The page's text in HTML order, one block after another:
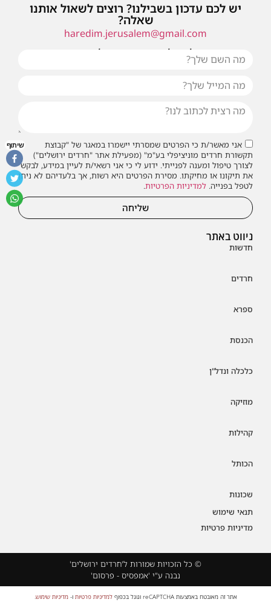
ניווט באתר
חדשות
חרדים
ספרא
הכנסת
כלכלה ונדל"ן
מוזיקה
קהילות
הכותל
שכונות
תנאי שימוש
מדיניות פרטיות
יש לכם עדכון בשבילנו? רוצים לשאול אותנו
שאלה?
haredim.jerusalem@gmail.com
או שילחו אלינו פנייה ונחזור אליכם בהקדם
אני מאשר/ת כי הפרטים שמסרתי יישמרו במאגר של "קבוצת
תקשורת חרדים מוניציפלי בע"מ" (מפעילת אתר "חרדים ירושלים")
לצורך טיפול ומענה לפנייתי. ידוע לי כי אני רשאי/ת לעיין במידע, לבקש
את תיקונו או מחיקתו. מסירת הפרטים היא רשות, אך בלעדיהם לא ניתן
לטפל בפנייה. למדיניות הפרטיות.
שליחה
© כל הזכויות שמורות ל'חרדים ירושלים'
נבנה ע"י 'אמפסיס - פרסום'
אתר זה מאובטח באמצעות reCAPTCHA וגוגל בכפוף למדיניות פרטיות ו-מדיניות שימוש.
שיתוף